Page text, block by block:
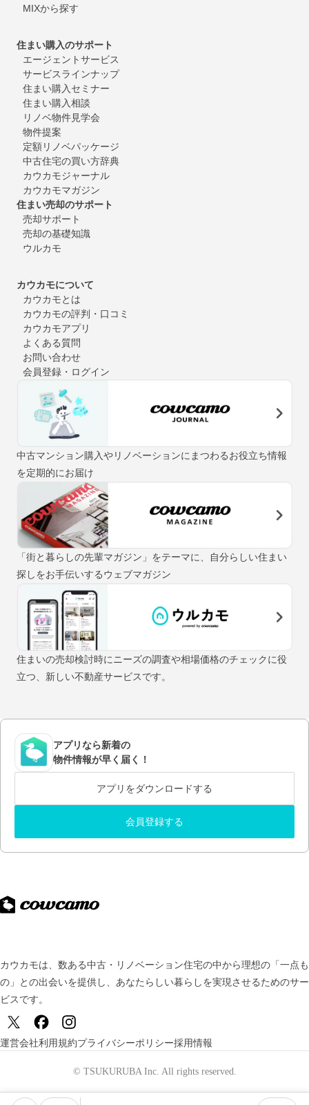
MIXから探す
住まい購入のサポート
エージェントサービス
サービスラインナップ
住まい購入セミナー
住まい購入相談
リノベ物件見学会
物件提案
定額リノベパッケージ
中古住宅の買い方辞典
カウカモジャーナル
カウカモマガジン
住まい売却のサポート
売却サポート
売却の基礎知識
ウルカモ
カウカモについて
カウカモとは
カウカモの評判・口コミ
カウカモアプリ
よくある質問
お問い合わせ
会員登録・ログイン
中古マンション購入やリノベーションにまつわるお役立ち情報
を定期的にお届け
「街と暮らしの先輩マガジン」をテーマに、自分らしい住まい
探しをお手伝いするウェブマガジン
住まいの売却検討時にニーズの調査や相場価格のチェックに役
立つ、新しい不動産サービスです。
アプリなら新着の
物件情報が早く届く！
アプリをダウンロードする
会員登録する
カウカモは、数ある中古・リノベーション住宅の中から理想の「一点も
の」との出会いを提供し、 あなたらしい暮らしを実現させるためのサー
ビスです。
運営会社利用規約プライバシーポリシー採用情報
© TSUKURUBA Inc. All rights reserved.